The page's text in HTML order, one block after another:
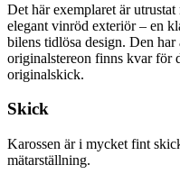
Det här exemplaret är
elegant vinröd exteriör – en
bilens tidlösa design. Den
originalstereon finns kvar för
originalskick.
Skick
Karossen är i mycket fint
mätarställning.